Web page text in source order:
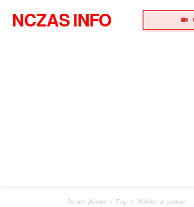
NCZASINFO
Strona główna Tagi Waldemar pawlak